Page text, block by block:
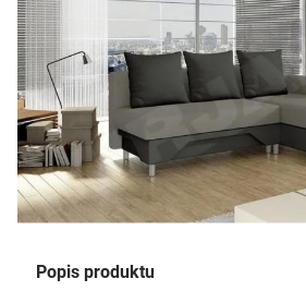
Popis produktu